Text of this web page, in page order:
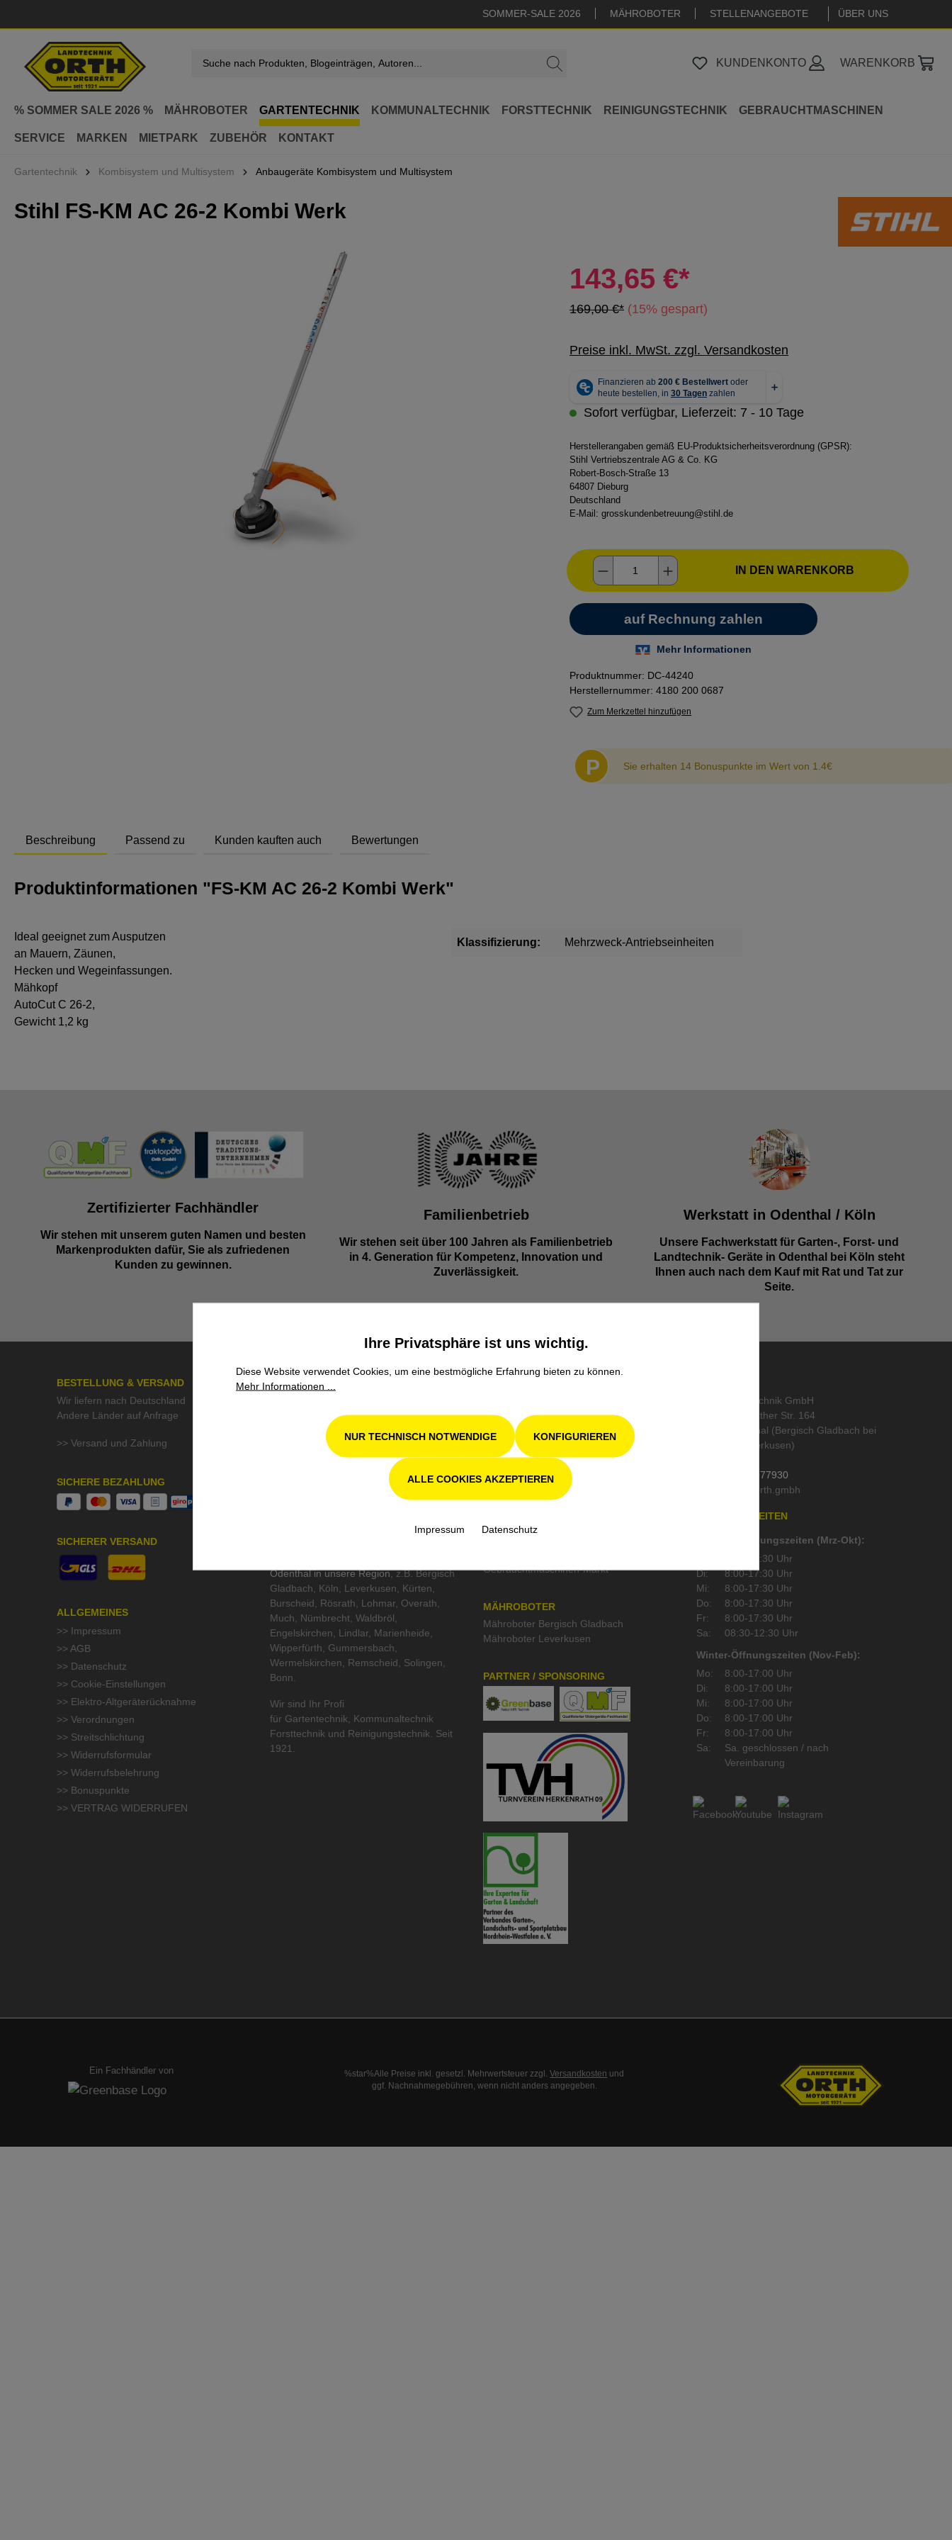
SOMMER-SALE 2026 MÄHROBOTER STELLENANGEBOTE ÜBER UNS
KUNDENKONTO WARENKORB
% SOMMER SALE 2026 % MÄHROBOTER GARTENTECHNIK KOMMUNALTECHNIK FORSTTECHNIK REINIGUNGSTECHNIK GEBRAUCHTMASCHINEN
SERVICE MARKEN MIETPARK ZUBEHÖR KONTAKT
Gartentechnik Kombisystem und Multisystem Anbaugeräte Kombisystem und Multisystem
Stihl FS-KM AC 26-2 Kombi Werk
143,65 €*
169,00 €* (15% gespart)
Preise inkl. MwSt. zzgl. Versandkosten
Sofort verfügbar, Lieferzeit: 7 - 10 Tage
Herstellerangaben gemäß EU-Produktsicherheitsverordnung (GPSR):
Stihl Vertriebszentrale AG & Co. KG
Robert-Bosch-Straße 13
64807 Dieburg
Deutschland
E-Mail: grosskundenbetreuung@stihl.de
Produkt Anzahl: Gib den gewünschten Wert
IN DEN WARENKORB
Produktnummer: DC-44240
Herstellernummer: 4180 200 0687
Zum Merkzettel hinzufügen
P Sie erhalten 14 Bonuspunkte im Wert von 1.4€
Beschreibung Passend zu Kunden kauften auch Bewertungen
Produktinformationen "FS-KM AC 26-2 Kombi Werk"
Ideal geeignet zum Ausputzen
an Mauern, Zäunen,
Hecken und Wegeinfassungen.
Mähkopf
AutoCut C 26-2,
Gewicht 1,2 kg
Klassifizierung: Mehrzweck-Antriebseinheiten
Zertifizierter Fachhändler
Wir stehen mit unserem guten Namen und besten
Markenprodukten dafür, Sie als zufriedenen
Kunden zu gewinnen.
Familienbetrieb
Wir stehen seit über 100 Jahren als Familienbetrieb
in 4. Generation für Kompetenz, Innovation und
Zuverlässigkeit.
Werkstatt in Odenthal / Köln
Unsere Fachwerkstatt für Garten-, Forst- und
Landtechnik- Geräte in Odenthal bei Köln steht
Ihnen auch nach dem Kauf mit Rat und Tat zur
Seite.
BESTELLUNG & VERSAND
Wir liefern nach Deutschland
Andere Länder auf Anfrage
>> Versand und Zahlung
SICHERE BEZAHLUNG
SICHERER VERSAND
ALLGEMEINES
>> Impressum
>> AGB
>> Datenschutz
>> Cookie-Einstellungen
>> Elektro-Altgeräterücknahme
>> Verordnungen
>> Streitschlichtung
>> Widerrufsformular
>> Widerrufsbelehrung
>> Bonuspunkte
>> VERTRAG WIDERRUFEN
ÜBER UNS
>> Stellenangebote
>> QMF Gütesiegel
>> Umweltschutz und Nachhaltigkeit
Beratung & Service haben für uns
Odenthal in unsere Region, z.B. Bergisch
Gladbach, Köln, Leverkusen, Kürten,
Burscheid, Rösrath, Lohmar, Overath,
Much, Nümbrecht, Waldbröl,
Engelskirchen, Lindlar, Marienheide,
Wipperfürth, Gummersbach,
Wermelskirchen, Remscheid, Solingen,
Bonn.
Wir sind Ihr Profi
für Gartentechnik
Kommunaltechnik
Forsttechnik und Reinigungstechnik . Seit
1921.
Weidemann,Remarc,Pramac,
Schliesing
TOP KATEGORIEN
Mähroboter,Rasentraktor
Heckenschere,Motorsäge
Gebrauchtmaschinen-Markt
MÄHROBOTER
Mähroboter Bergisch Gladbach
Mähroboter Leverkusen
PARTNER / SPONSORING
ORTH Landtechnik GmbH
Alte Wipperfürther Str. 164
51519 Odenthal (Bergisch Gladbach bei
Köln und Leverkusen)
02202 / 977930
ÖFFNUNGSZEITEN
Sommer-Öffnungszeiten (Mrz-Okt):
8:00-17:30 Uhr
Di:
8:00-17:30 Uhr
Mi:
8:00-17:30 Uhr
Do:
8:00-17:30 Uhr
Fr:
8:00-17:30 Uhr
Sa:
08:30-12:30 Uhr
Winter-Öffnungszeiten (Nov-Feb):
Mo:
8:00-17:00 Uhr
Di:
8:00-17:00 Uhr
Mi:
8:00-17:00 Uhr
Do:
8:00-17:00 Uhr
Fr:
8:00-17:00 Uhr
Sa:
Sa. geschlossen / nach
Vereinbarung
Ein Fachhändler von %star%Alle Preise inkl. gesetzl. Mehrwertsteuer zzgl.Versandkosten und
ggf. Nachnahmegebühren, wenn nicht anders angegeben.
Ihre Privatsphäre ist uns wichtig.
Diese Website verwendet Cookies, um eine bestmögliche Erfahrung bieten zu können.
Mehr Informationen ...
NUR TECHNISCH NOTWENDIGE KONFIGURIEREN
ALLE COOKIES AKZEPTIEREN
Impressum Datenschutz